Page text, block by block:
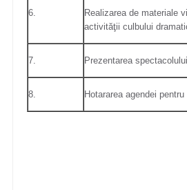
6.
Realizarea de materiale
activităţii culbului
7. Prezentarea
8. Hotararea agendei